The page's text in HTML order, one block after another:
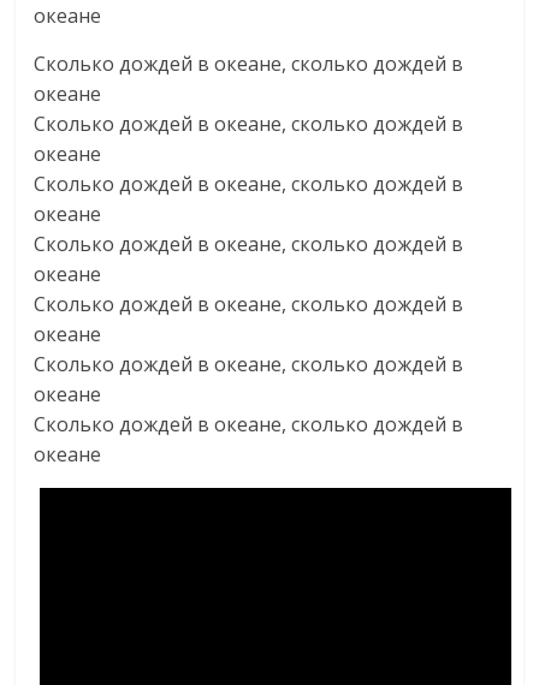
океане
Сколько дождей в океане, сколько дождей в
океане
Сколько дождей в океане, сколько дождей в
океане
Сколько дождей в океане, сколько дождей в
океане
Сколько дождей в океане, сколько дождей в
океане
Сколько дождей в океане, сколько дождей в
океане
Сколько дождей в океане, сколько дождей в
океане
Сколько дождей в океане, сколько дождей в
океане